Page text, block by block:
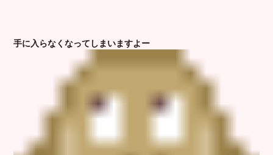
手に入らなくなってしまいますよー